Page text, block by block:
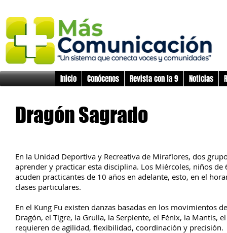
Inicio Conócenos Revista con la 9 Noticias
Dragón Sagrado
En la Unidad Deportiva y Recreativa de Miraflores, dos
aprender y practicar esta disciplina. Los Miércoles, niños
acuden practicantes de 10 años en adelante, esto, en el
clases particulares.
En el Kung Fu existen danzas basadas en los movimientos
Dragón, el Tigre, la Grulla, la Serpiente, el Fénix, la
requieren de agilidad, flexibilidad, coordinación y precisión.